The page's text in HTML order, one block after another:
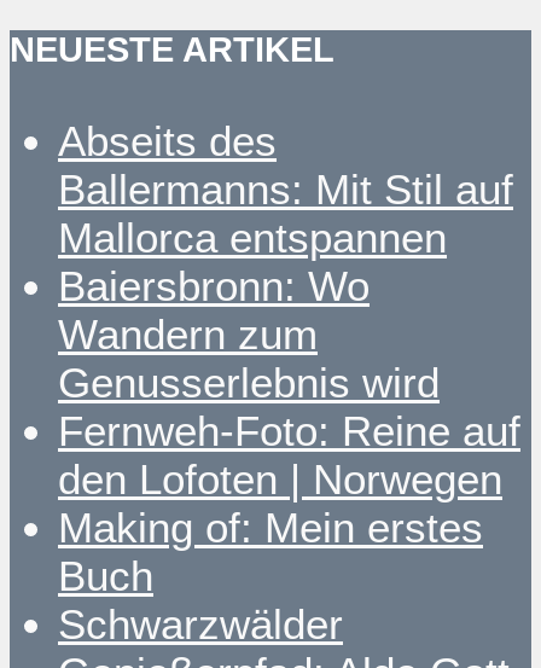
NEUESTE ARTIKEL
Abseits des
Ballermanns: Mit Stil auf
Mallorca entspannen
Baiersbronn: Wo
Wandern zum
Genusserlebnis wird
Fernweh-Foto: Reine auf
den Lofoten | Norwegen
Making of: Mein erstes
Buch
Schwarzwälder